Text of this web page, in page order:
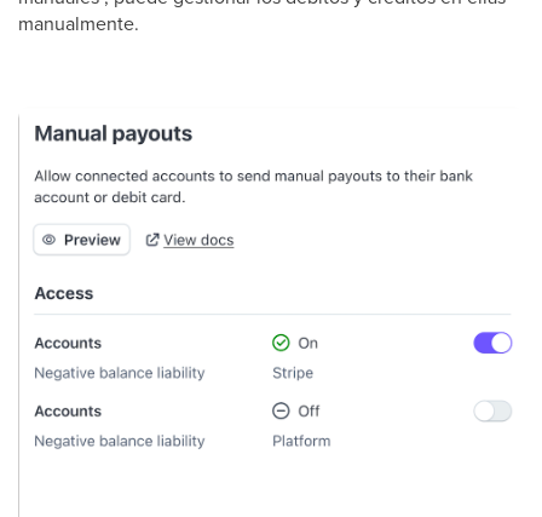
manualmente.